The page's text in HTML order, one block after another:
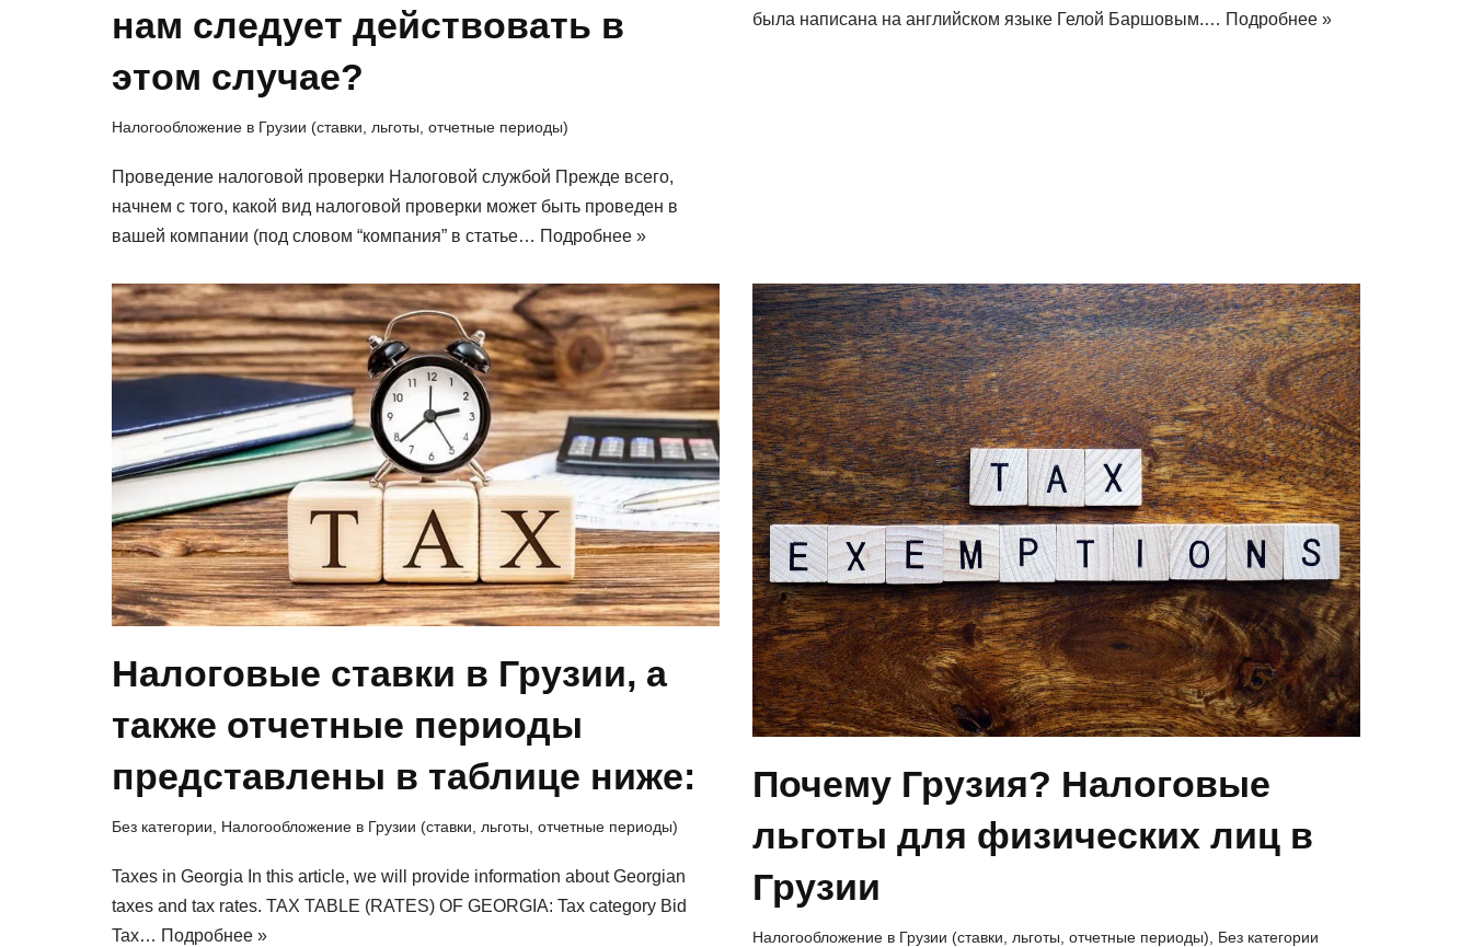
нам следует действовать в
этом случае?
Налогообложение в Грузии (ставки, льготы, отчетные периоды)
Проведение налоговой проверки Налоговой службой Прежде всего,
начнем с того, какой вид налоговой проверки может быть проведен в
вашей компании (под словом “компания” в статье… Подробнее »
была написана на английском языке Гелой Баршовым.… Подробнее »
Налоговые ставки в Грузии, а
также отчетные периоды
представлены в таблице ниже:
Без категории Налогообложение в Грузии (ставки, льготы, отчетные периоды)
Taxes in Georgia In this article, we will provide information about Georgian
taxes and tax rates. TAX TABLE (RATES) OF GEORGIA: Tax category Bid
Tax… Подробнее »
Почему Грузия? Налоговые
льготы для физических лиц в
Грузии
Налогообложение в Грузии (ставки, льготы, отчетные периоды) Без категории